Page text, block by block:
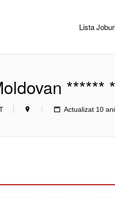
Lista
******
Actualizat 10